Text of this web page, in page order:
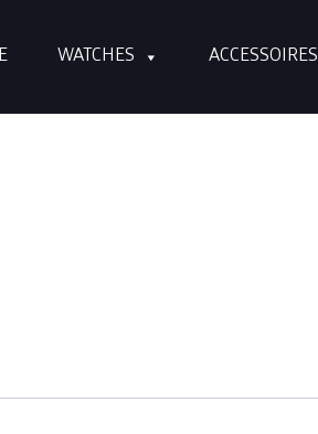
WATCHES ACCESSOIRES
WATCHES
Sie.